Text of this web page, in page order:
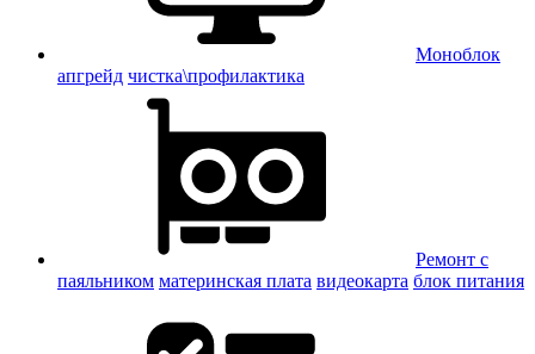
Моноблок
апгрейд чистка\профилактика
Ремонт с
паяльником материнская плата видеокарта блок питания